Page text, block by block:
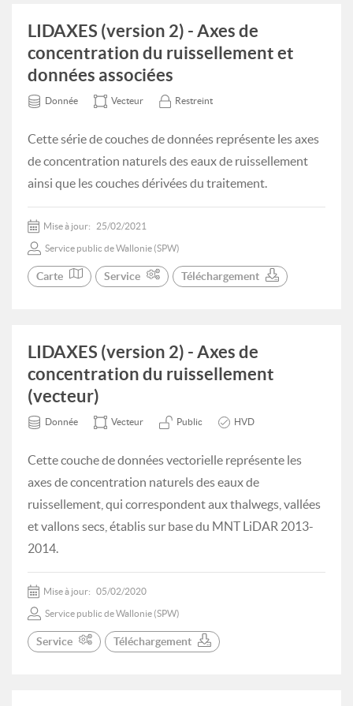
LIDAXES (version 2) - Axes de
concentration du ruissellement et
données associées
Donnée Vecteur Restreint
Cette série de couches de données représente les axes
de concentration naturels des eaux de ruissellement
ainsi que les couches dérivées du traitement.
Mise à jour: 25/02/2021
Service public de Wallonie (SPW)
Carte Service Téléchargement
LIDAXES (version 2) - Axes de
concentration du ruissellement
(vecteur)
Donnée Vecteur Public HVD
Cette couche de données vectorielle représente les
axes de concentration naturels des eaux de
ruissellement, qui correspondent aux thalwegs, vallées
et vallons secs, établis sur base du MNT LiDAR 2013-
2014.
Mise à jour: 05/02/2020
Service public de Wallonie (SPW)
Service Téléchargement